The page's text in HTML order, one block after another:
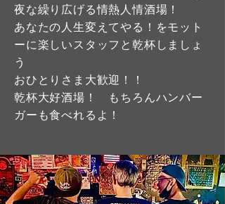
夜な繰り広げる情熱人情酒場！
あなたの人生変えてやる！をモット
ーに楽しいスタッフと乾杯しましょ
う
おひとりさま大歓迎！！
乾杯大好酒場！ もちろんハンバー
ガーも食べれるよ！